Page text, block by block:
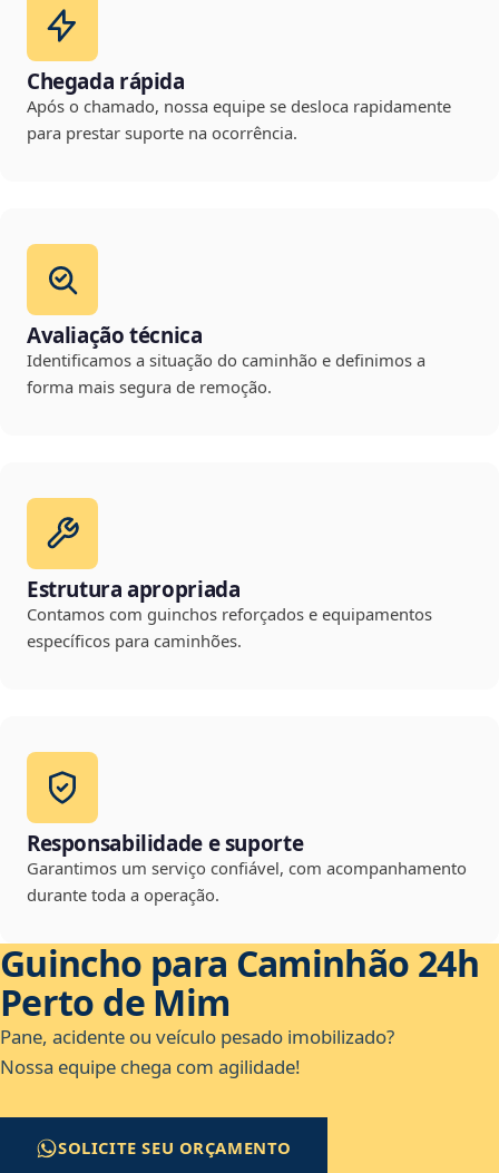
Chegada rápida
Após o chamado, nossa equipe se desloca rapidamente
para prestar suporte na ocorrência.
Avaliação técnica
Identificamos a situação do caminhão e definimos a
forma mais segura de remoção.
Estrutura apropriada
Contamos com guinchos reforçados e equipamentos
específicos para caminhões.
Responsabilidade e suporte
Garantimos um serviço confiável, com acompanhamento
durante toda a operação.
Guincho para Caminhão 24h
Perto de Mim
Pane, acidente ou veículo pesado imobilizado?
Nossa equipe chega com agilidade!
SOLICITE SEU ORÇAMENTO